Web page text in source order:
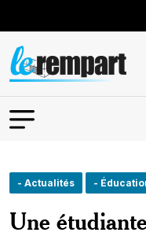
- Actualités -
Une